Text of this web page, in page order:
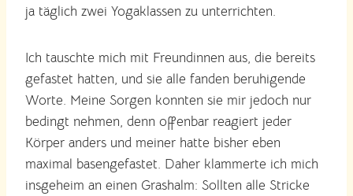
ja täglich zwei Yogaklassen zu unterrichten.
Ich tauschte mich mit Freundinnen aus, die bereits
gefastet hatten, und sie alle fanden beruhigende
Worte. Meine Sorgen konnten sie mir jedoch nur
bedingt nehmen, denn offenbar reagiert jeder
Körper anders und meiner hatte bisher eben
maximal basengefastet. Daher klammerte ich mich
insgeheim an einen Grashalm: Sollten alle Stricke